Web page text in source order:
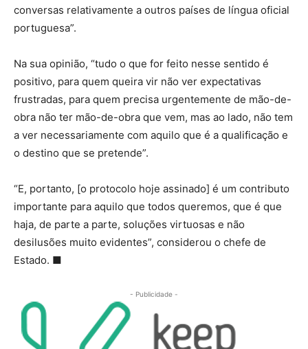
conversas relativamente a outros países de língua oficial
portuguesa”.
Na sua opinião, “tudo o que for feito nesse sentido é
positivo, para quem queira vir não ver expectativas
frustradas, para quem precisa urgentemente de mão-de-
obra não ter mão-de-obra que vem, mas ao lado, não tem
a ver necessariamente com aquilo que é a qualificação e
o destino que se pretende”.
“E, portanto, [o protocolo hoje assinado] é um contributo
importante para aquilo que todos queremos, que é que
haja, de parte a parte, soluções virtuosas e não
desilusões muito evidentes”, considerou o chefe de
Estado. ■
- Publicidade -